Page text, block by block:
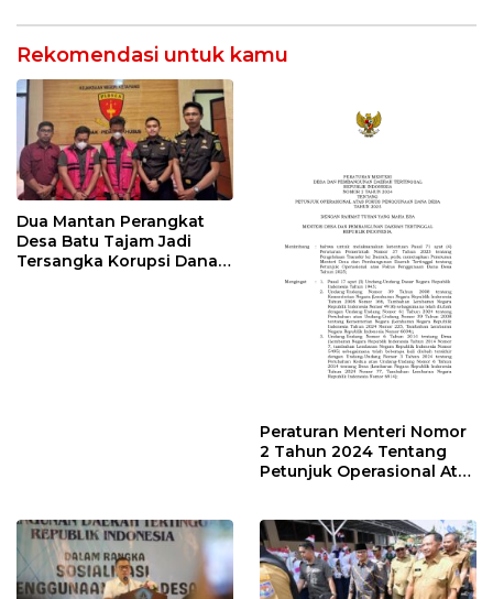
Rekomendasi untuk kamu
Dua Mantan Perangkat
Desa Batu Tajam Jadi
Tersangka Korupsi Dana
Peraturan Menteri Nomor
2 Tahun 2024 Tentang
Petunjuk Operasional Atas